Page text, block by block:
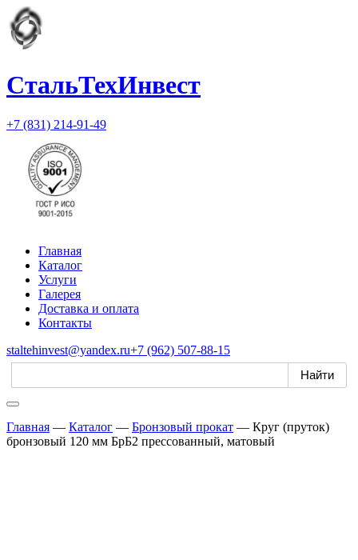
СтальТехИнвест
+7 (831) 214-91-49
Главная
Каталог
Услуги
Галерея
Доставка и оплата
Контакты
staltehinvest@yandex.ru+7 (962) 507-88-15
Главная — Каталог — Бронзовый прокат — Круг (пруток)
бронзовый 120 мм БрБ2 прессованный, матовый